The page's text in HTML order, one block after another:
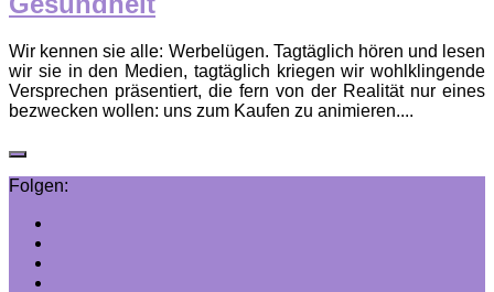
Wir kennen sie alle: Werbelügen. Tagtäglich hören und lesen
wir sie in den Medien, tagtäglich kriegen wir wohlklingende
Versprechen präsentiert, die fern von der Realität nur eines
bezwecken wollen: uns zum Kaufen zu animieren....
Folgen: